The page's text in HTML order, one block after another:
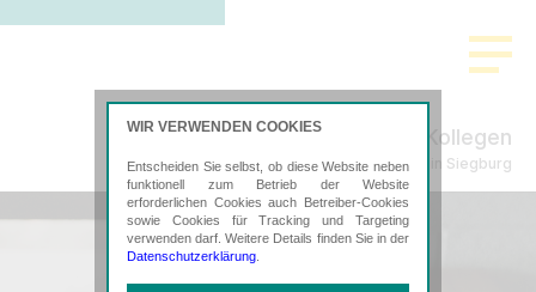
Rott & Kollegen
Steuerberatung in Siegburg
WIR VERWENDEN COOKIES
Entscheiden Sie selbst, ob diese Website neben
funktionell zum Betrieb der Website
erforderlichen Cookies auch Betreiber-Cookies
sowie Cookies für Tracking und Targeting
verwenden darf. Weitere Details finden Sie in der
Datenschutzerklärung